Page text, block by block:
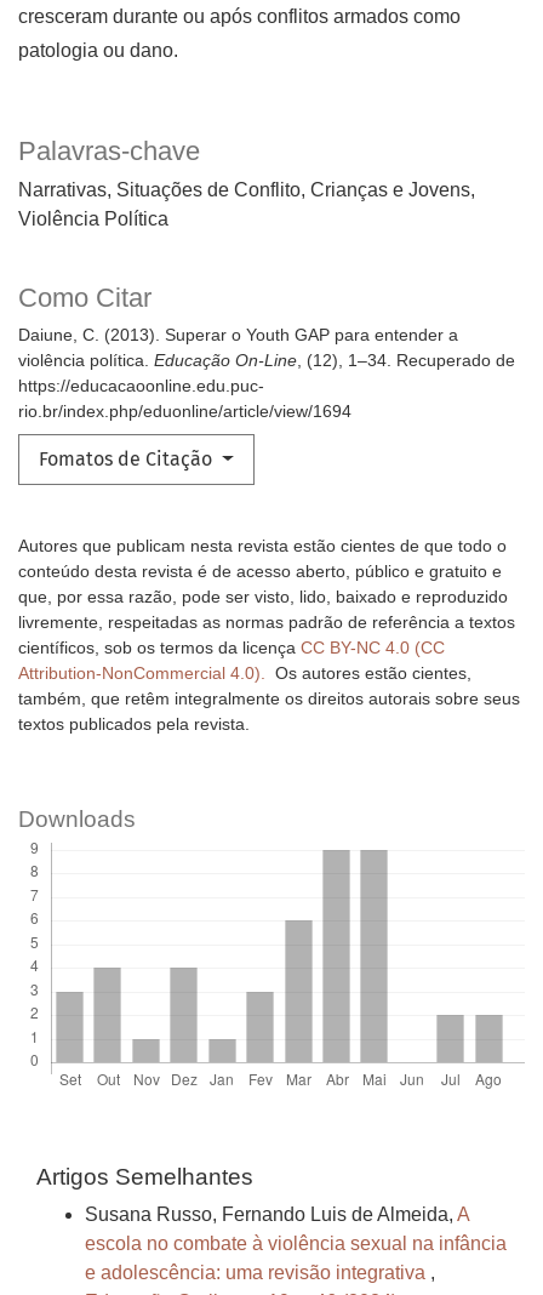
Palavras-chave
Narrativas Situações de Conflito Crianças e Jovens
Violência Política
Como Citar
Daiune, C. (2013). Superar o Youth GAP para entender a
violência política. Educação On-Line, (12), 1–34. Recuperado de
https://educacaoonline.edu.puc-
rio.br/index.php/eduonline/article/view/1694
Fomatos de Citação
cresceram durante ou após conflitos armados como
patologia ou dano.
Autores que publicam nesta revista estão cientes de que todo o
conteúdo desta revista é de acesso aberto, público e gratuito e
que, por essa razão, pode ser visto, lido, baixado e reproduzido
livremente, respeitadas as normas padrão de referência a textos
científicos, sob os termos da licença CC BY-NC 4.0 (CC
Attribution-NonCommercial 4.0). Os autores estão cientes,
também, que retêm integralmente os direitos autorais sobre seus
textos publicados pela revista.
Downloads
Artigos Semelhantes
Susana Russo, Fernando Luis de Almeida, A
escola no combate à violência sexual na infância
e adolescência: uma revisão integrativa ,